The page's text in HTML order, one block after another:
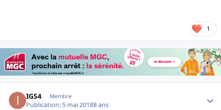
1
IGS4 Membre
Publication: 5 mai 20188 ans